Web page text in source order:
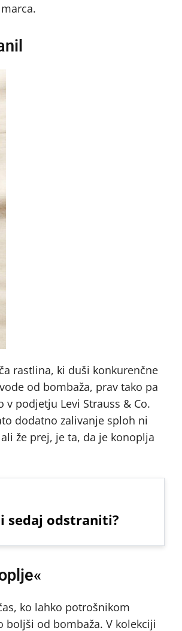
rastlina, ki duši konkurenčne
od bombaža, prav tako pa
podjetju Levi Strauss & Co.
dodatno zalivanje sploh ni
že prej, je ta, da je konoplja
sedaj odstraniti?
ko lahko potrošnikom
boljši od bombaža. V kolekciji